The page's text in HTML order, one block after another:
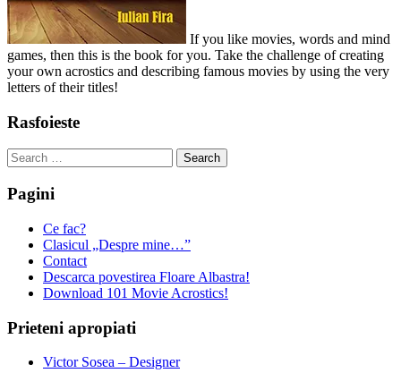
If you like movies, words and mind
games, then this is the book for you. Take the challenge of creating
your own acrostics and describing famous movies by using the very
letters of their titles!
Rasfoieste
Search
for:
Pagini
Ce fac?
Clasicul „Despre mine…”
Contact
Descarca povestirea Floare Albastra!
Download 101 Movie Acrostics!
Prieteni apropiati
Victor Sosea – Designer